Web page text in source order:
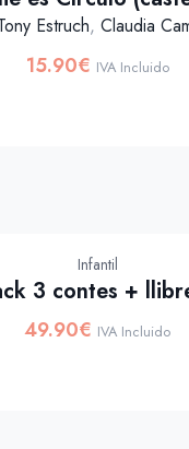
Estruch, Claudia
15.90€ IVA Incluido
Infantil
3 contes +
49.90€ IVA Incluido